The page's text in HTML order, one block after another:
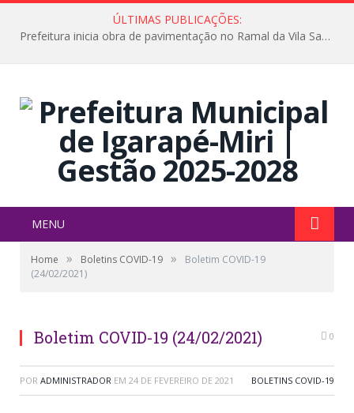
ÚLTIMAS PUBLICAÇÕES:
Prefeitura inicia obra de pavimentação no Ramal da Vila Santa Maria do Icatu
MENU
Home » Boletins COVID-19 »
Boletim COVID-19
(24/02/2021)
Boletim COVID-19 (24/02/2021) 0
POR ADMINISTRADOR EM 24 DE FEVEREIRO DE 2021 BOLETINS COVID-19